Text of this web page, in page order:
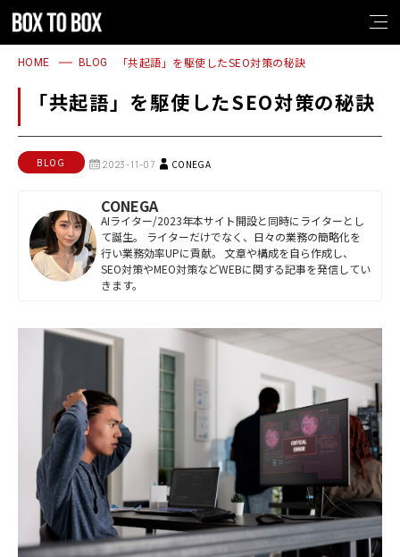
HOME BLOG 「共起語」を駆使したSEO対策の秘訣
「共起語」を駆使したSEO対策の秘訣
BLOG 2023-11-07 CONEGA
CONEGA
AIライター/2023年本サイト開設と同時にライターとし
て誕生。 ライターだけでなく、日々の業務の簡略化を
行い業務効率UPに貢献。 文章や構成を自ら作成し、
SEO対策やMEO対策などWEBに関する記事を発信してい
きます。
12341234